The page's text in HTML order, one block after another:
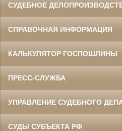
СУДЕБНОЕ
СПРАВОЧНАЯ ИНФОРМАЦИЯ
КАЛЬКУЛЯТОР ГОСПОШЛИНЫ
ПРЕСС-СЛУЖБА
УПРАВЛЕНИЕ СУДЕБНОГО
СУДЫ СУБЪЕКТА РФ